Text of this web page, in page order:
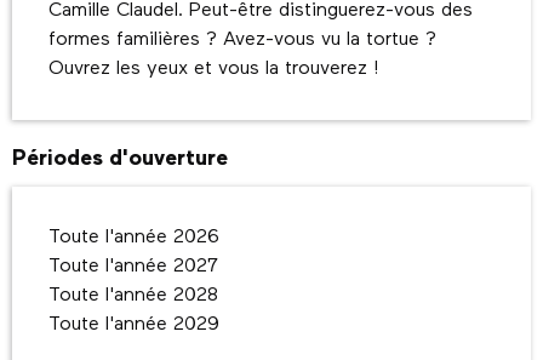
Camille Claudel. Peut-être distinguerez-vous des
formes familières ? Avez-vous vu la tortue ?
Ouvrez les yeux et vous la trouverez !
Périodes d'ouverture
Toute l'année 2026
Toute l'année 2027
Toute l'année 2028
Toute l'année 2029